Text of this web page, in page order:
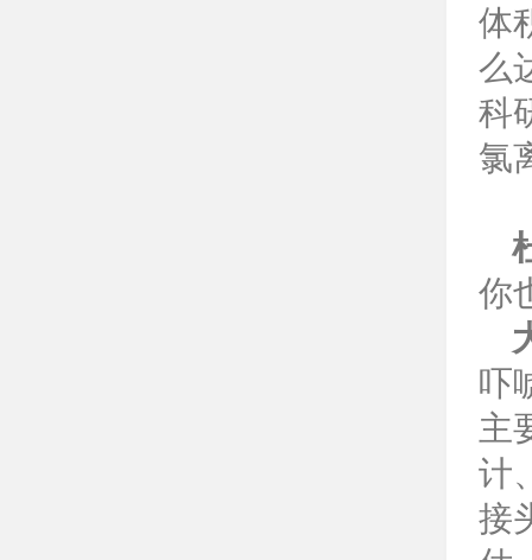
体
么
科
氯
你
吓
主
计
接